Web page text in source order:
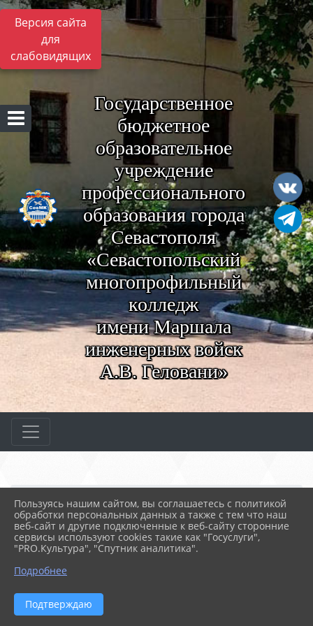
Версия сайта
для
слабовидящих
Государственное
бюджетное
образовательное
учреждение
профессионального
образования города
Севастополя
«Севастопольский
многопрофильный
колледж
имени Маршала
инженерных войск
А.В. Геловани»
Главная МЕРОПРИЯТИЯ
Новости
Конкурс "Мы - Наследни...
25.04.2024 09:22
КОНКУРС "МЫ - НАСЛЕДНИКИ ПОБЕДЫ!"
Пользуясь нашим сайтом, вы соглашаетесь с политикой
обработки персональных данных а также с тем что наш
веб-сайт и другие подключенные к веб-сайту сторонние
сервисы используют cookies такие как "Госуслуги",
"PRO.Культура", "Спутник аналитика".
Подробнее
Подтверждаю